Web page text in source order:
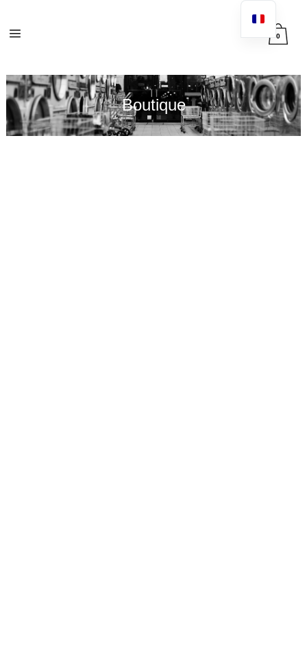
0
Boutique